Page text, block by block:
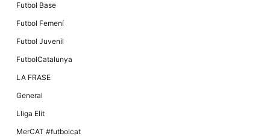
Futbol Base
Futbol Femení
Futbol Juvenil
FutbolCatalunya
LA FRASE
General
Lliga Elit
MerCAT #futbolcat